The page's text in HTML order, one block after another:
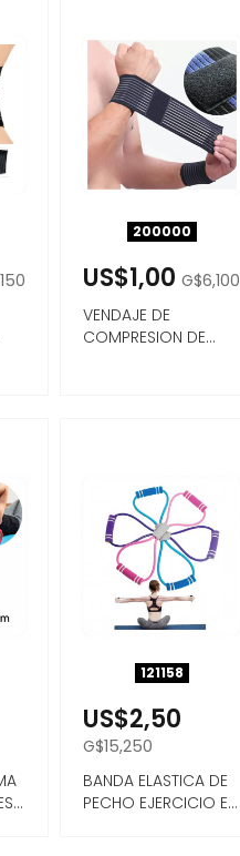
200000
US$1,00 G$6,100
VENDAJE DE
COMPRESION DE
121158
US$2,50
G$15,250
BANDA ELASTICA DE
PECHO EJERCICIO EN